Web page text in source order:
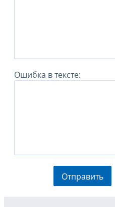
Ошибка в тексте:
Отправить